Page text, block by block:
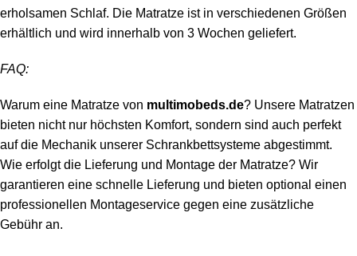
erholsamen Schlaf. Die Matratze ist in verschiedenen Größen
erhältlich und wird innerhalb von 3 Wochen geliefert.
FAQ:
Warum eine Matratze von multimobeds.de? Unsere Matratzen
bieten nicht nur höchsten Komfort, sondern sind auch perfekt
auf die Mechanik unserer Schrankbettsysteme abgestimmt.
Wie erfolgt die Lieferung und Montage der Matratze? Wir
garantieren eine schnelle Lieferung und bieten optional einen
professionellen Montageservice gegen eine zusätzliche
Gebühr an.